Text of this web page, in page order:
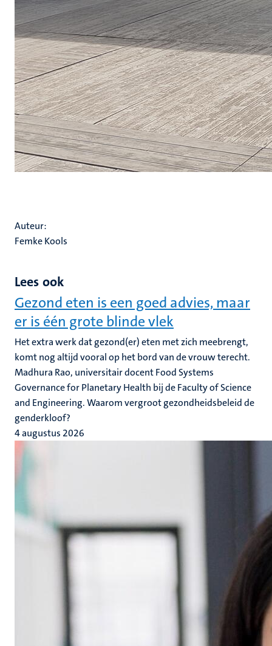
Auteur:
Femke Kools
Lees ook
Gezond eten is een goed advies, maar
er is één grote blinde vlek
Het extra werk dat gezond(er) eten met zich meebrengt,
komt nog altijd vooral op het bord van de vrouw terecht.
Madhura Rao, universitair docent Food Systems
Governance for Planetary Health bij de Faculty of Science
and Engineering. Waarom vergroot gezondheidsbeleid de
genderkloof?
4 augustus 2026